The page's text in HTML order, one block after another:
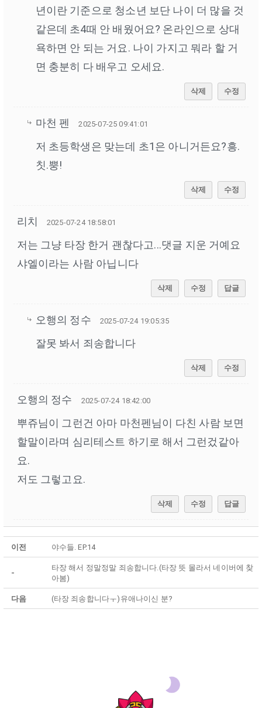
년이란 기준으로 청소년 보단 나이 더 많을 것
같은데 초4때 안 배웠어요? 온라인으로 상대
욕하면 안 되는 거요. 나이 가지고 뭐라 할 거
면 충분히 다 배우고 오세요.
삭제 수정
마천 펜 2025-07-25 09:41:01
저 초등학생은 맞는데 초1은 아니거든요?흥.
칫.뿡!
삭제 수정
리치 2025-07-24 18:58:01
저는 그냥 타장 한거 괜찮다고...댓글 지운 거예요
샤엘이라는 사람 아닙니다
삭제 수정 답글
오행의 정수 2025-07-24 19:05:35
잘못 봐서 죄송합니다
삭제 수정
오행의 정수 2025-07-24 18:42:00
뿌쥬님이 그런건 아마 마천펜님이 다친 사람 보면
할말이라며 심리테스트 하기로 해서 그런겄같아
요.
저도 그렇고요.
삭제 수정 답글
이전 야수들. EP.14
-
타장 해서 정말정말 죄송합니다.(타장 뜻 몰라서 네이버에 찾
아봄)
다음 (타장 죄송합니다ㅜ)유애나이신 분?